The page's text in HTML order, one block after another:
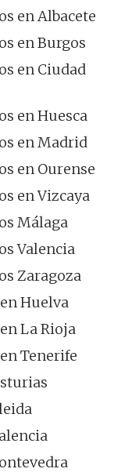
en Albacete
en Burgos
en Ciudad
en Huesca
en Madrid
en Ourense
en Vizcaya
Málaga
Valencia
Zaragoza
Huelva
La Rioja
Tenerife